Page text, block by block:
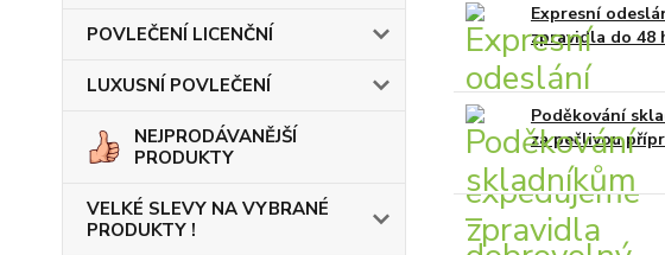
POVLEČENÍ LICENČNÍ
LUXUSNÍ POVLEČENÍ
NEJPRODÁVANĚJŠÍ
PRODUKTY
VELKÉ SLEVY NA VYBRANÉ
PRODUKTY !
Expresní
zpravidla do 48
Poděkování
za pečlivou